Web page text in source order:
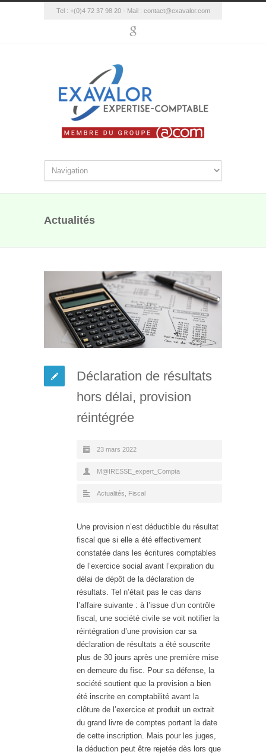
Tel : +(0)4 72 37 98 20 - Mail : contact@exavalor.com
Actualités
Déclaration de résultats
hors délai, provision
réintégrée
23 mars 2022
M@IRESSE_expert_Compta
Actualités Fiscal
Une provision n’est déductible du résultat
fiscal que si elle a été effectivement
constatée dans les écritures comptables
de l’exercice social avant l’expiration du
délai de dépôt de la déclaration de
résultats. Tel n’était pas le cas dans
l’affaire suivante : à l’issue d’un contrôle
fiscal, une société civile se voit notifier la
réintégration d’une provision car sa
déclaration de résultats a été souscrite
plus de 30 jours après une première mise
en demeure du fisc. Pour sa défense, la
société soutient que la provision a bien
été inscrite en comptabilité avant la
clôture de l’exercice et produit un extrait
du grand livre de comptes portant la date
de cette inscription. Mais pour les juges,
la déduction peut être rejetée dès lors que